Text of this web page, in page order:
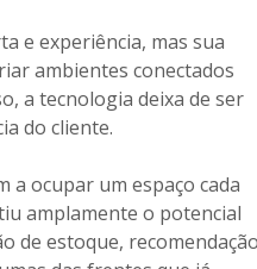
e experiência, mas sua
ambientes conectados
a tecnologia deixa de ser
do cliente.
a ocupar um espaço cada
amplamente o potencial
de estoque,